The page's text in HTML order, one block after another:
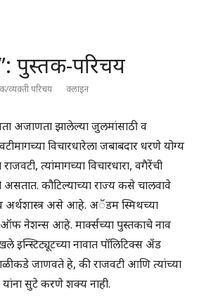
पुस्तक-परिचय
व्यक्ती परिचय क्लाइन
अजाणता झालेल्या जुलमांसाठी व
विचारधारेला जबाबदार धरणे योग्य
त्यांमागच्या विचारधारा, वगैरेंची
असतात. कौटिल्याच्या राज्य कसे चालवावे
अर्थशास्त्र असे आहे. अॅडम स्मिथच्या
नेशन्स आहे. मार्क्सच्या पुस्तकाचे नाव
नावात पॉलिटिक्स अँड
जाणवते हे, की राजवटी आणि त्यांच्या
यांना सुटे करणे शक्य नाही.